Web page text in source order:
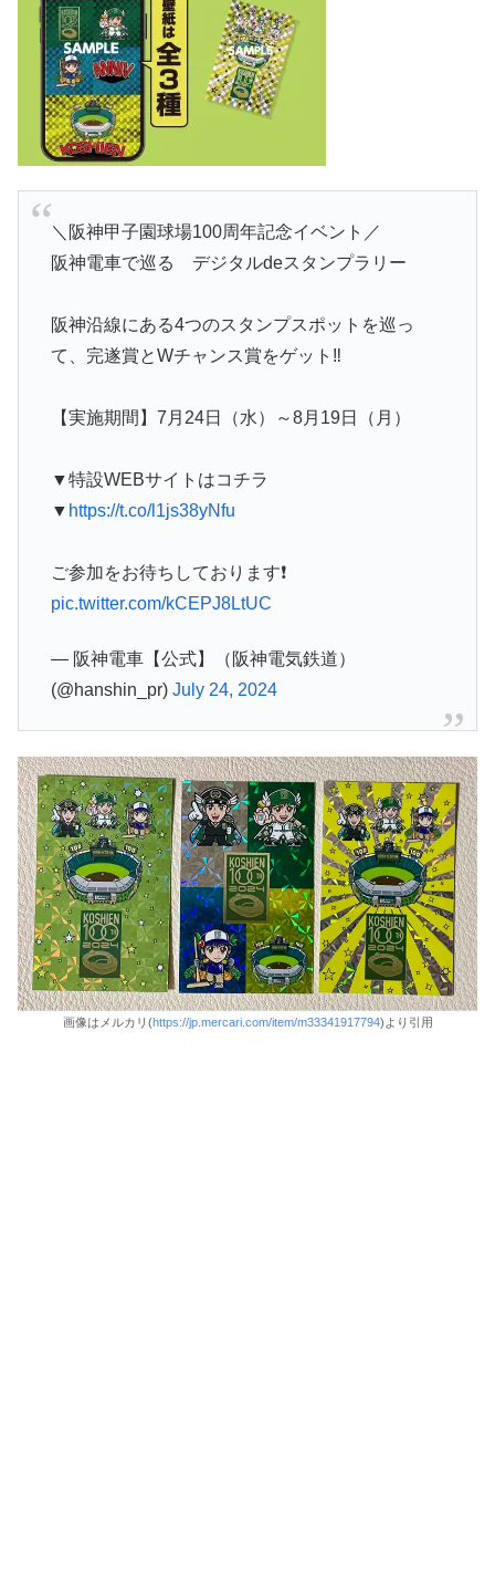
＼阪神甲子園球場100周年記念イベント／
阪神電車で巡る デジタルdeスタンプラリー
阪神沿線にある4つのスタンプスポットを巡っ
て、完遂賞とWチャンス賞をゲット‼️
【実施期間】7月24日（水）～8月19日（月）
▼特設WEBサイトはコチラ
▼ https://t.co/l1js38yNfu
ご参加をお待ちしております❗️
pic.twitter.com/kCEPJ8LtUC
— 阪神電車【公式】（阪神電気鉄道）
(@hanshin_pr) July 24, 2024
画像はメルカリ(https://jp.mercari.com/item/m33341917794)より引用